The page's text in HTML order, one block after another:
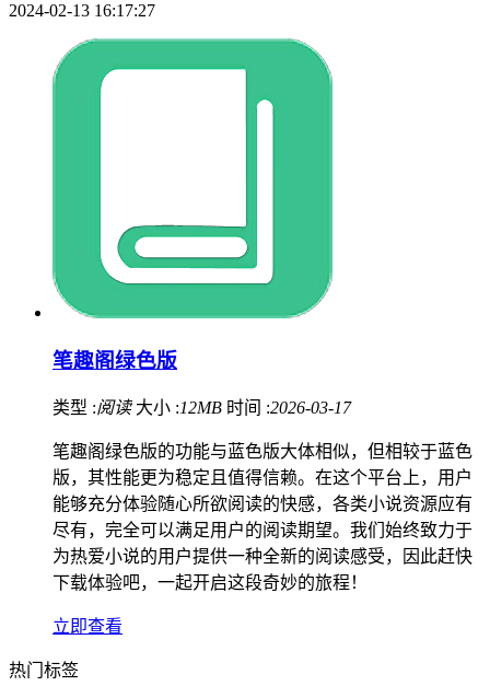
2024-02-13 16:17:27
笔趣阁绿色版
类型 :阅读 大小 :12MB 时间 :2026-03-17
笔趣阁绿色版的功能与蓝色版大体相似，但相较于蓝色
版，其性能更为稳定且值得信赖。在这个平台上，用户
能够充分体验随心所欲阅读的快感，各类小说资源应有
尽有，完全可以满足用户的阅读期望。我们始终致力于
为热爱小说的用户提供一种全新的阅读感受，因此赶快
下载体验吧，一起开启这段奇妙的旅程！
立即查看
热门标签